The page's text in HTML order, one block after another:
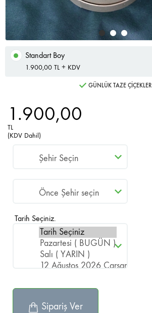
Standart Boy
1.900,00 TL + KDV
GÜNLÜK TAZE ÇİÇEKLER
1.900,00
TL
(KDV Dahil)
Tarih Seçiniz.
Sipariş Ver